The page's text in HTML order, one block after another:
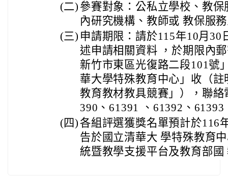
(二) 參賽對象：公私立學校、教
內研究機構、教師或 教保服
(三) 申請期限：請於115年10月30
述申請相關資料 ，於期限內
新竹市東區光復路二段101號
華大學特殊教育中心」收（
教育教材教具競賽」），聯
390、61391 、61392、61393
(四)各組評選獲獎名單預計於116
告於國立清華大 學特殊教育
統暨教學支援平台及教育部國